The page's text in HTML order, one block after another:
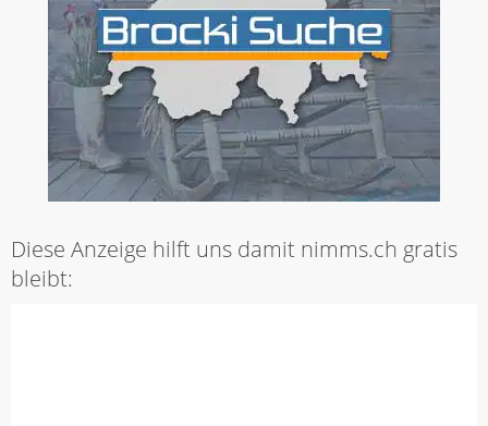
Diese Anzeige hilft uns damit nimms.ch gratis
bleibt: